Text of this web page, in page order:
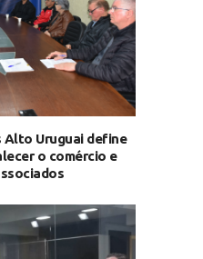
Alto Uruguai define
o comércio e